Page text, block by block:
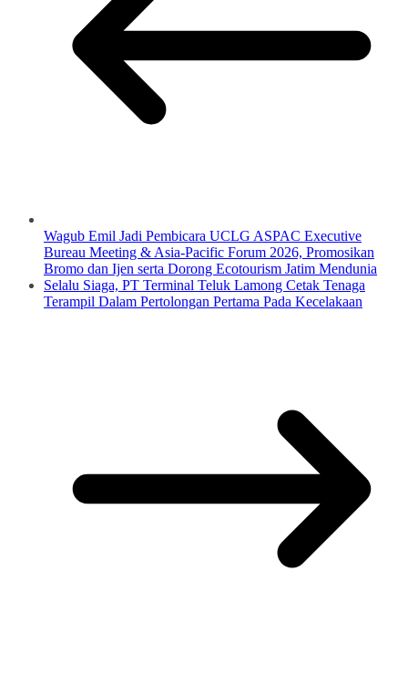
Wagub Emil Jadi Pembicara UCLG ASPAC Executive
Bureau Meeting & Asia-Pacific Forum 2026, Promosikan
Bromo dan Ijen serta Dorong Ecotourism Jatim Mendunia
Selalu Siaga, PT Terminal Teluk Lamong Cetak Tenaga
Terampil Dalam Pertolongan Pertama Pada Kecelakaan